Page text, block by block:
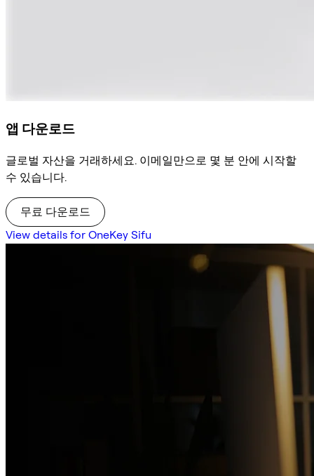
앱 다운로드
글로벌 자산을 거래하세요. 이메일만으로 몇 분 안에 시작할
수 있습니다.
무료 다운로드
View details for OneKey Sifu